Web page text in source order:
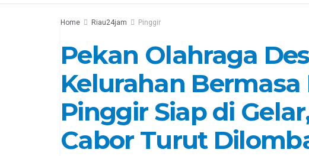
Home Riau24jam Pinggir
Pekan Olahraga
Kelurahan
Pinggir Siap di
Cabor Turut